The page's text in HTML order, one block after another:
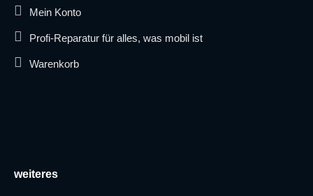
Mein Konto
Profi-Reparatur für alles, was mobil ist
Warenkorb
weiteres